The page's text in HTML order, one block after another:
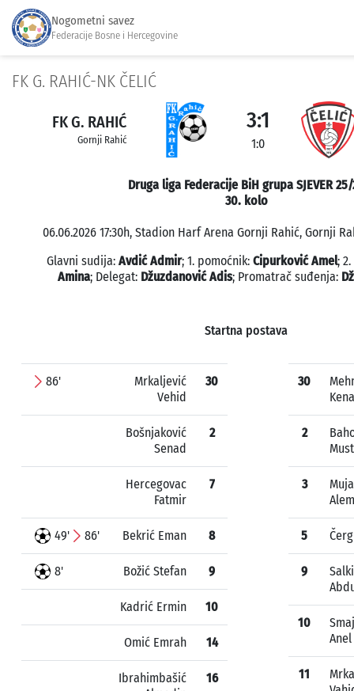
Nogometni savez
Federacije Bosne i Hercegovine
FK G. RAHIĆ-NK ČELIĆ
FK G. RAHIĆ
Gornji Rahić
3:1
1:0
Druga liga Federacije BiH grupa SJEVER
30. kolo
06.06.2026 17:30h, Stadion Harf Arena Gornji Rahić, Gornji
Glavni sudija: Avdić Admir; 1. pomoćnik: Cipurković Amel;
Amina; Delegat: Džuzdanović Adis; Promatrač suđenja:
Startna postava
86'
Mrkaljević
Vehid
30
Bošnjaković
Senad
2
Hercegovac
Fatmir
7
49' 86' Bekrić Eman 8
8' Božić Stefan 9
Kadrić Ermin 10
Omić Emrah 14
Ibrahimbašić
16
30
2
3
Alem
5
9
10
Anel
11